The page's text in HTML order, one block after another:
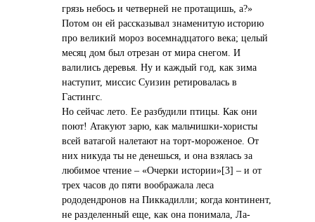
грязь небось и четверней не протащишь, а?»
Потом он ей рассказывал знаменитую историю
про великий мороз восемнадцатого века; целый
месяц дом был отрезан от мира снегом. И
валились деревья. Ну и каждый год, как зима
наступит, миссис Суизин ретировалась в
Гастингс.
Но сейчас лето. Ее разбудили птицы. Как они
поют! Атакуют зарю, как мальчишки-хористы
всей ватагой налетают на торт-мороженое. От
них никуда ты не денешься, и она взялась за
любимое чтение – «Очерки истории»[3] – и от
трех часов до пяти воображала леса
рододендронов на Пиккадилли; когда континент,
не разделенный еще, как она понимала, Ла-